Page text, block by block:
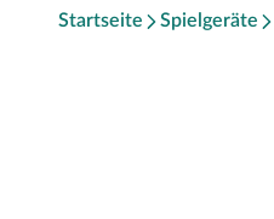
Startseite Spielgeräte